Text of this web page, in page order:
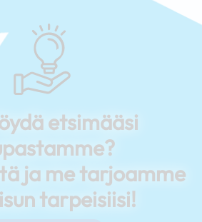
etsimääsi
ja me tarjoamme
tarpeisiisi!